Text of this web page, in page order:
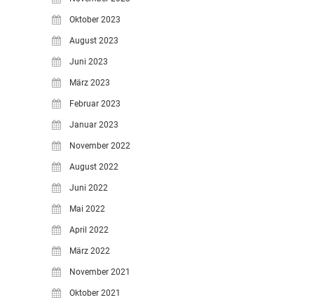
Oktober 2023
August 2023
Juni 2023
März 2023
Februar 2023
Januar 2023
November 2022
August 2022
Juni 2022
Mai 2022
April 2022
März 2022
November 2021
Oktober 2021